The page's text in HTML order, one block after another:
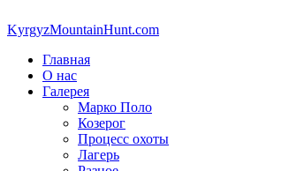
KyrgyzMountainHunt.com
Главная
О нас
Галерея
Марко Поло
Козерог
Процесс охоты
Лагерь